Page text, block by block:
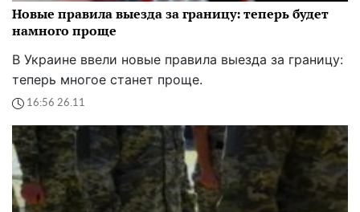
Новые правила выезда за границу: теперь будет
намного проще
В Украине ввели новые правила выезда за границу:
теперь многое станет проще.
16:56 26.11